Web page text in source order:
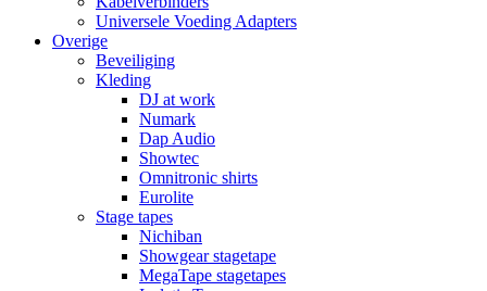
Universele Voeding Adapters
Overige
Beveiliging
Kleding
DJ at work
Numark
Dap Audio
Showtec
Omnitronic shirts
Eurolite
Stage tapes
Nichiban
Showgear stagetape
MegaTape stagetapes